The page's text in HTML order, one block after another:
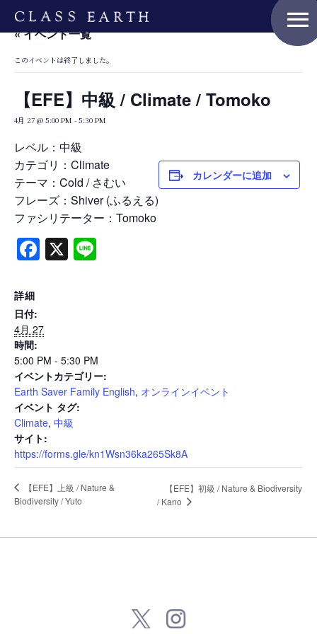
menu
Nature Positive Members
Uniform Project
Art Project
News
Events
Journal
« イベント一覧
このイベントは終了しました。
【EFE】中級 / Climate / Tomoko
4月 27 @ 5:00 PM - 5:30 PM
レベル：中級
カテゴリ：Climate
テーマ：Cold / さむい
フレーズ：Shiver (ふるえる)
ファシリテーター：Tomoko
Facebook
X
カレンダーに追加
詳細
日付:
4月 27
時間:
5:00 PM - 5:30 PM
イベントカテゴリー:
Earth Saver Family English, オンラインイベント
イベント タグ:
Climate, 中級
サイト:
https://forms.gle/kn1Wsn36ka265Sk8A
【EFE】上級 / Nature &
Biodiversity / Yuto
【EFE】初級 / Nature & Biodiversity
/ Kano